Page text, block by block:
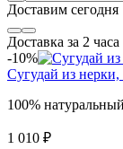
Доставим сегодня
Доставка за 2 часа
-10%
Сугудай из нерки,
100%
1 010 ₽